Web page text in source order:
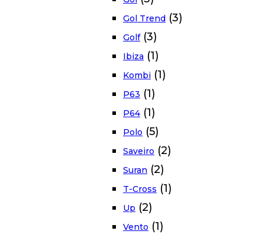
Gol Trend (3)
Golf (3)
Ibiza (1)
Kombi (1)
P63 (1)
P64 (1)
Polo (5)
Saveiro (2)
Suran (2)
T-Cross (1)
Up (2)
Vento (1)